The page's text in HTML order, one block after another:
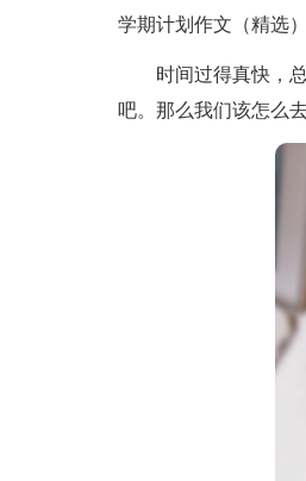
学期计划作文（精选）
时间过得真快，总
吧。那么我们该怎么